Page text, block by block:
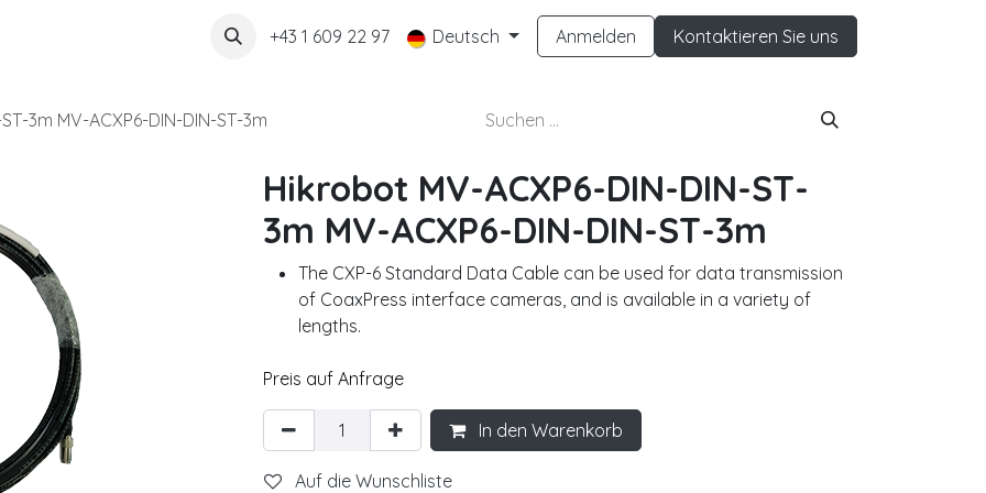
+43 1 609 22 97 Deutsch Anmelden Kontaktieren Sie uns
3m MV-ACXP6-DIN-DIN-ST-3m
Hikrobot MV-ACXP6-DIN-DIN-ST-
3m MV-ACXP6-DIN-DIN-ST-3m
The CXP-6 Standard Data Cable can be used for data transmission
of CoaxPress interface cameras, and is available in a variety of
lengths.
Preis auf Anfrage
In den Warenkorb
Auf die Wunschliste